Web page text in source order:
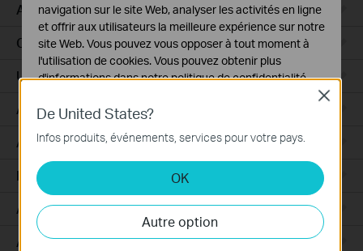
Agile
Campus
Unmanaged Switches
Access Pro
Access
Industriel
Access Plus
Access Max
De United States?
Infos produits, événements, services pour votre pays.
OK
Autre option
Close
navigation sur le site Web, analyser les activités en ligne
et offrir aux utilisateurs la meilleure expérience sur notre
site Web. Vous pouvez vous opposer à tout moment à
l'utilisation de cookies. Vous pouvez obtenir plus
d'informations dans notrepolitique de confidentialité.
Cookies basiques
Ces cookies sont nécessaires au fonctionnement du
site Web et ne peuvent pas être désactivés dans vos
Cookies d'analyse et marketing
Les cookies d'analyse nous permettent d'analyser vos
activités sur notre site Web pour améliorer et ajuster les
fonctionnalités de notre site Web.